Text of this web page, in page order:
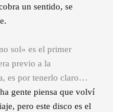
un sentido, se
sol» es el primer
previo a la
es por tenerlo claro…
gente piensa que volví
pero este disco es el